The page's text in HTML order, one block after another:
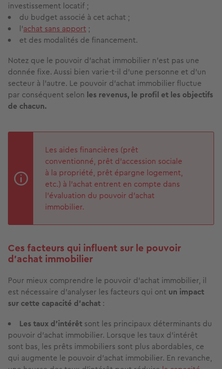
investissement locatif ;
du budget associé à cet achat ;
l'achat sans apport ;
et des modalités de financement.
Notez que le pouvoir d’achat immobilier n’est pas une
donnée fixe. Aussi bien varie-t-il d’une personne et d’un
secteur à l’autre. Le pouvoir d'achat immobilier fluctue
par conséquent selon les revenus, le profil et les objectifs
de chacun.
Les aides financières (prêt
conventionné, prêt d'accession sociale
à la propriété, prêt épargne logement,
etc.) à l’achat entrent en compte dans
l'évaluation du pouvoir d’achat
immobilier.
Ces facteurs qui influent sur le pouvoir
d’achat immobilier
Pour mieux comprendre le pouvoir d’achat immobilier, il
est nécessaire d’analyser les facteurs qui ont un impact
sur cette capacité d’achat :
Les taux d’intérêt sont les principaux déterminants du
pouvoir d’achat immobilier. Lorsque les taux d’intérêt
sont bas, les prêts immobiliers sont plus abordables, ce
qui augmente le pouvoir d’achat immobilier. En revanche,